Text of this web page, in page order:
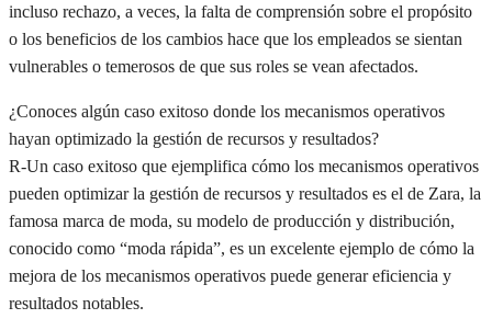
incluso rechazo, a veces, la falta de comprensión sobre el propósito
o los beneficios de los cambios hace que los empleados se sientan
vulnerables o temerosos de que sus roles se vean afectados.
¿Conoces algún caso exitoso donde los mecanismos operativos
hayan optimizado la gestión de recursos y resultados?
R-Un caso exitoso que ejemplifica cómo los mecanismos operativos
pueden optimizar la gestión de recursos y resultados es el de Zara, la
famosa marca de moda, su modelo de producción y distribución,
conocido como “moda rápida”, es un excelente ejemplo de cómo la
mejora de los mecanismos operativos puede generar eficiencia y
resultados notables.